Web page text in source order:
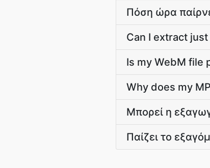
Πόση ώρα
Can I extract
Is my WebM file
Why does my
Μπορεί η
Παίζει το